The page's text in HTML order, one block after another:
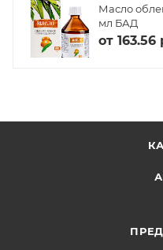
Масло
мл БАД
от 163.56